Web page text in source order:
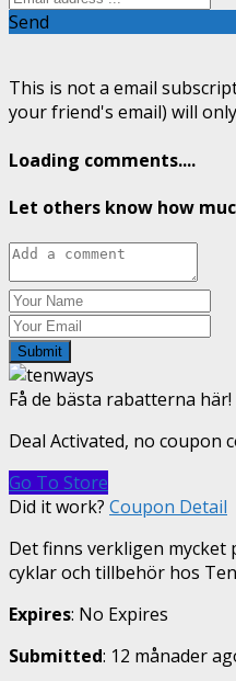
Send
This is not a email
your friend's email) will
Loading comments....
Let others know how
Submit
Få de bästa rabatterna här!
Deal Activated, no coupon
Go To Store
Did it work? Coupon Detail
Det finns verkligen
cyklar och tillbehör hos
Expires: No Expires
Submitted: 12 månader